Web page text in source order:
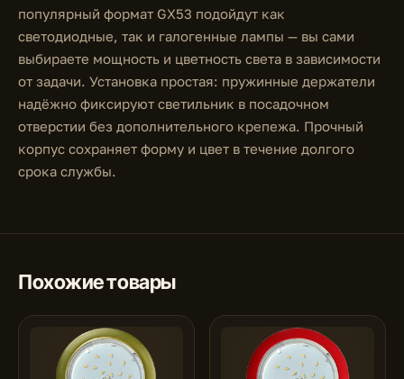
популярный формат GX53 подойдут как
светодиодные, так и галогенные лампы — вы сами
выбираете мощность и цветность света в зависимости
от задачи. Установка простая: пружинные держатели
надёжно фиксируют светильник в посадочном
отверстии без дополнительного крепежа. Прочный
корпус сохраняет форму и цвет в течение долгого
срока службы.
Похожие товары